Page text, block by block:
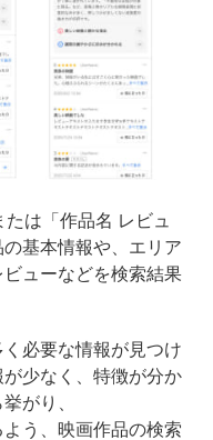
は「作品名 レビュ
基本情報や、エリア
ューなどを検索結果
必要な情報が見つけ
少なく、特徴が分か
がり、
う、映画作品の検索